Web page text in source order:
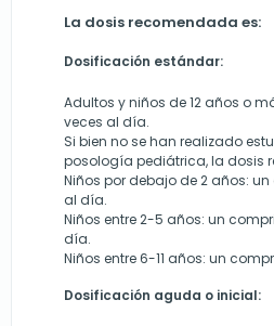
La dosis recomendada es:
Dosificación estándar:
Adultos y niños de 12 años o
veces al día.
Si bien no se han realizado
posología pediátrica, la dosis
Niños por debajo de 2 años:
al día.
Niños entre 2-5 años: un
día.
Niños entre 6-11 años: un
Dosificación aguda o inicial: